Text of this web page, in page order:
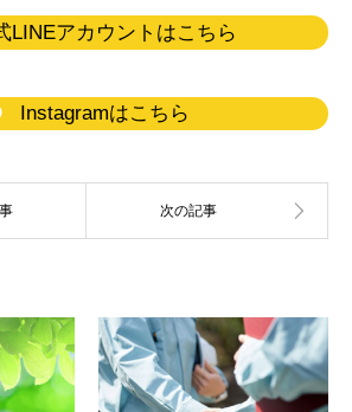
LINEアカウントはこちら
Instagramはこちら